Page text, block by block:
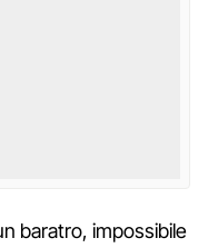
baratro, impossibile